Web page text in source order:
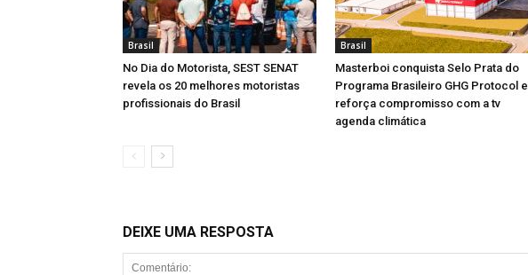
Brasil
No Dia do Motorista, SEST SENAT
revela os 20 melhores motoristas
profissionais do Brasil
Brasil
Masterboi conquista Selo Prata do
Programa Brasileiro GHG Protocol e
reforça compromisso com a tv
agenda climática
DEIXE UMA RESPOSTA